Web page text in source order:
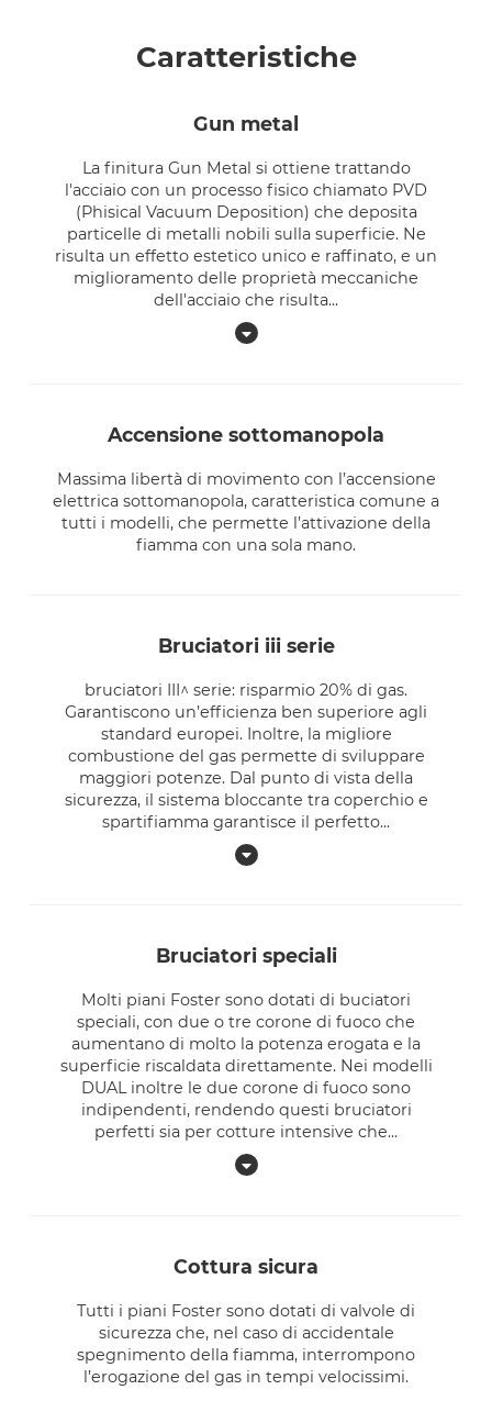
Caratteristiche
gun metal
La finitura Gun Metal si ottiene trattando
l'acciaio con un processo fisico chiamato PVD
(Phisical Vacuum Deposition) che deposita
particelle di metalli nobili sulla superficie. Ne
risulta un effetto estetico unico e raffinato, e un
miglioramento delle proprietà meccaniche
dell'acciaio che risulta...
accensione sottomanopola
Massima libertà di movimento con l’accensione
elettrica sottomanopola, caratteristica comune a
tutti i modelli, che permette l’attivazione della
fiamma con una sola mano.
bruciatori iii serie
bruciatori III^ serie: risparmio 20% di gas.
Garantiscono un’efficienza ben superiore agli
standard europei. Inoltre, la migliore
combustione del gas permette di sviluppare
maggiori potenze. Dal punto di vista della
sicurezza, il sistema bloccante tra coperchio e
spartifiamma garantisce il perfetto...
bruciatori speciali
Molti piani Foster sono dotati di buciatori
speciali, con due o tre corone di fuoco che
aumentano di molto la potenza erogata e la
superficie riscaldata direttamente. Nei modelli
DUAL inoltre le due corone di fuoco sono
indipendenti, rendendo questi bruciatori
perfetti sia per cotture intensive che...
cottura sicura
Tutti i piani Foster sono dotati di valvole di
sicurezza che, nel caso di accidentale
spegnimento della fiamma, interrompono
l’erogazione del gas in tempi velocissimi.